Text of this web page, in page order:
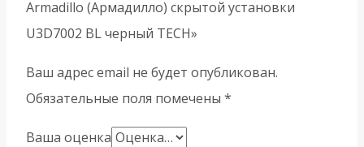
Armadillo (Армадилло) скрытой установки
U3D7002 BL черный TECH»
Ваш адрес email не будет опубликован.
Обязательные поля помечены *
Ваша оценка